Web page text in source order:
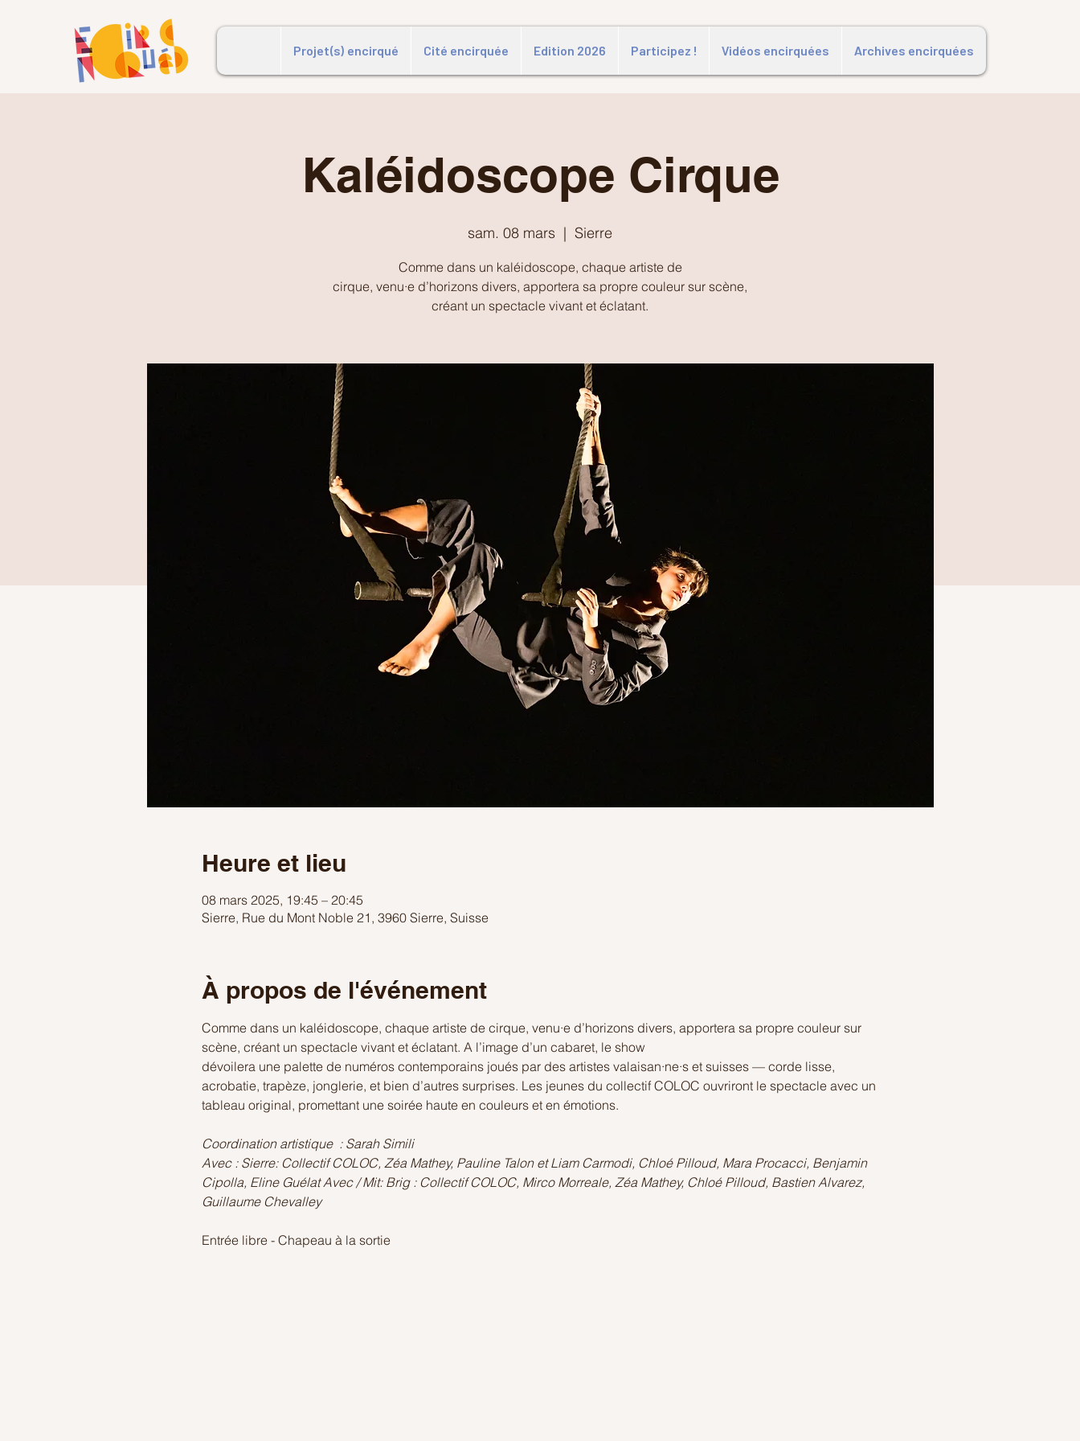
Projet(s) encirqué Cité encirquée Edition 2026 Participez ! Vidéos encirquées Archives encirquées
Kaléidoscope Cirque
sam. 08 mars
  |
Sierre
Comme dans un kaléidoscope, chaque artiste de
cirque, venu·e d’horizons divers, apportera sa propre couleur sur scène,
créant un spectacle vivant et éclatant.
Heure et lieu
08 mars 2025, 19:45 – 20:45
Sierre, Rue du Mont Noble 21, 3960 Sierre, Suisse
À propos de l'événement
Comme dans un kaléidoscope, chaque artiste de cirque, venu·e d’horizons divers, apportera sa propre couleur sur
scène, créant un spectacle vivant et éclatant. A l’image d’un cabaret, le show
dévoilera une palette de numéros contemporains joués par des artistes valaisan·ne·s et suisses — corde lisse,
acrobatie, trapèze, jonglerie, et bien d’autres surprises. Les jeunes du collectif COLOC ouvriront le spectacle avec un
tableau original, promettant une soirée haute en couleurs et en émotions.
Coordination artistique  : Sarah Simili
Avec : Sierre: Collectif COLOC, Zéa Mathey, Pauline Talon et Liam Carmodi, Chloé Pilloud, Mara Procacci, Benjamin
Cipolla, Eline Guélat Avec / Mit: Brig : Collectif COLOC, Mirco Morreale, Zéa Mathey, Chloé Pilloud, Bastien Alvarez,
Guillaume Chevalley
Entrée libre - Chapeau à la sortie